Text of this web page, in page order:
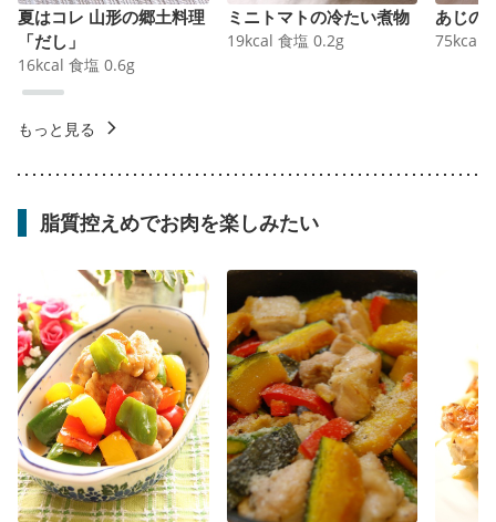
夏はコレ 山形の郷土料理
「だし」
16kcal 食塩 0.6g
ミニトマトの冷たい煮物
19kcal 食塩 0.2g
あじの
75kcal
もっと見る
脂質控えめでお肉を楽しみたい